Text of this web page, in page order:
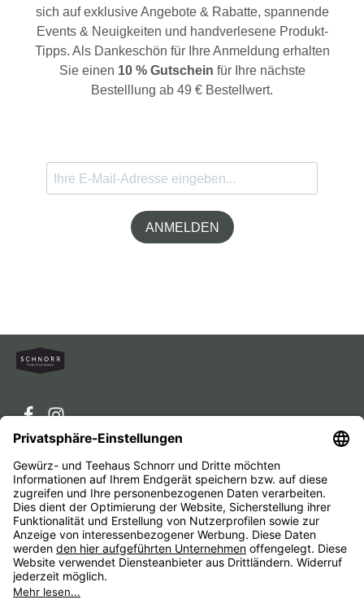
sich auf exklusive Angebote & Rabatte, spannende
Events & Neuigkeiten und handverlesene Produkt-
Tipps. Als Dankeschön für Ihre Anmeldung erhalten
Sie einen 10 % Gutschein für Ihre nächste
Bestelllung ab 49 € Bestellwert.
ANMELDEN
Service-Hotline
Service
Unternehmen
Alle Preise inkl. gesetzl. Mehrwertsteuer zzgl.